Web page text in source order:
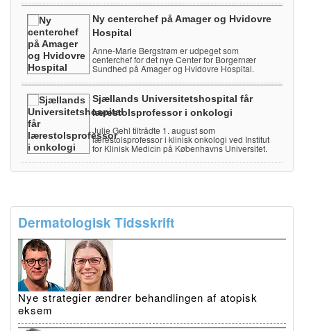
Ny centerchef på Amager og Hvidovre
Hospital
Anne-Marie Bergstrøm er udpeget som
centerchef for det nye Center for Borgernær
Sundhed på Amager og Hvidovre Hospital.
Sjællands Universitetshospital får
lærestolsprofessor i onkologi
Julie Gehl tiltrådte 1. august som
lærestolsprofessor i klinisk onkologi ved Institut
for Klinisk Medicin på Københavns Universitet.
Dermatologisk Tidsskrift
Nye strategier ændrer behandlingen af atopisk
eksem